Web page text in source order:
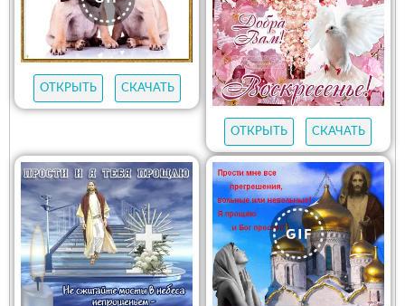
ОТКРЫТЬ СКАЧАТЬ
ОТКРЫТЬ СКАЧАТЬ